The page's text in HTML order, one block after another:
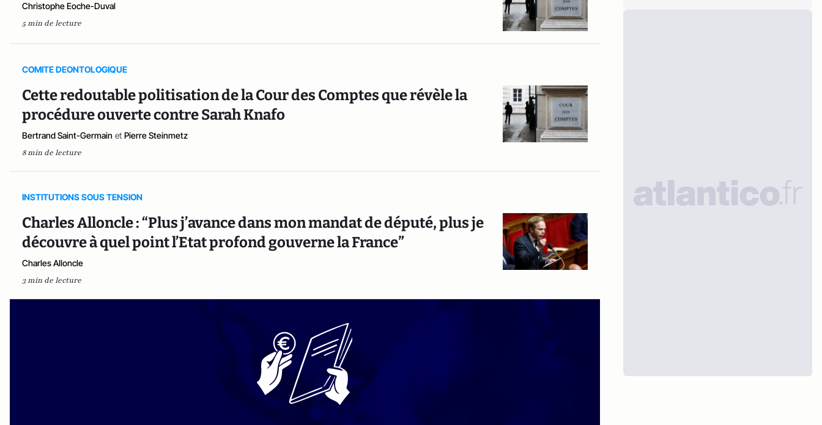
Christophe Eoche-Duval
5 min de lecture
COMITE DEONTOLOGIQUE
Cette redoutable politisation de la Cour des Comptes que révèle la
procédure ouverte contre Sarah Knafo
Bertrand Saint-Germain et Pierre Steinmetz
8 min de lecture
INSTITUTIONS SOUS TENSION
Charles Alloncle : “Plus j’avance dans mon mandat de député, plus je
découvre à quel point l’Etat profond gouverne la France”
Charles Alloncle
3 min de lecture